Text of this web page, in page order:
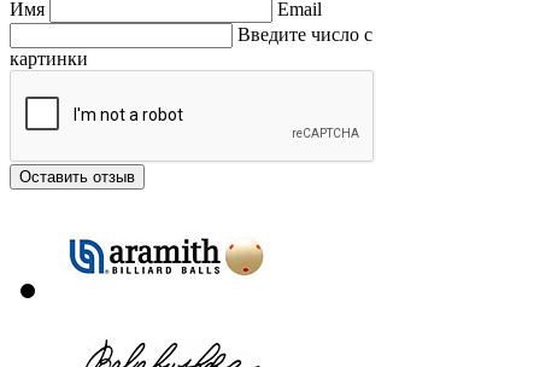
Имя
Email
Введите число с
картинки